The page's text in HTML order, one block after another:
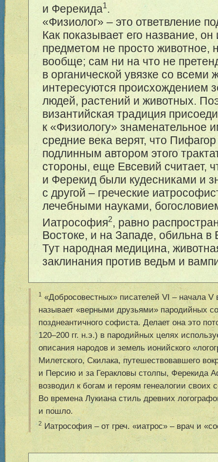
и Ферекида1.
«Физиолог» – это ответвление
Как показывает его название,
предметом не просто животное,
вообще; сам ни на что не
в органической увязке со всеми
интересуются происхождением
людей, растений и животных.
византийская традиция
к «Физиологу» знаменательное
средние века верят, что Пифагор
подлинным автором этого
стороны, еще Евсевий считает,
и Ферекид были кудесниками и
с другой – греческие
лечебными науками,
Иатрософия2, равно
Востоке, и на Западе, обильна в
Тут народная медицина,
заклинания против ведьм и
1 «Добросовестных» писателей VI – начала
называет «верными друзьями» пародийных
позднеантичного софиста. Делает она это
120–200 гг. н.э.) в пародийных целях
описания народов и земель ионийского
Милетского, Скилака, путешествовавшего
и Персию и за Геракловы столпы, Ферекида
возводил к богам и героям генеалогии своих
Во времена Лукиана стиль древних
и пошло.
2 Иатрософия – от греч. «иатрос» – врач и